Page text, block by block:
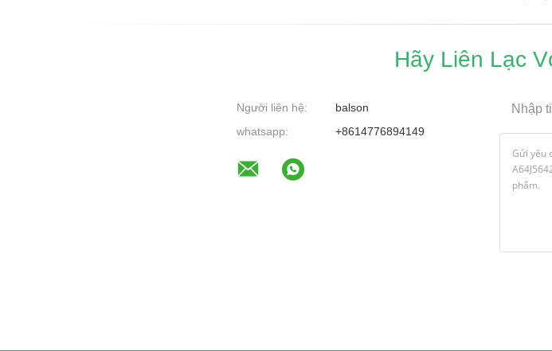
Hãy Liên Lạc
Người liên hệ:
balson
whatsapp:
+8614776894149
Nhập